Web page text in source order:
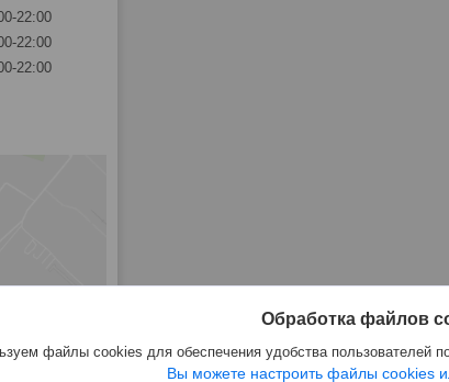
22:00
22:00
22:00
Обработка файлов
файлы cookies для обеспечения удобства пользователей
Вы можете настроить файлы cookies